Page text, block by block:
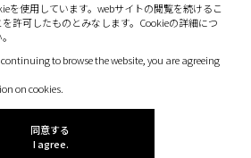
を使用しています。webサイトの閲覧を続けるこ
許可したものとみなします。Cookieの詳細につ
to browse the website, you are agreeing
on cookies.
同意する
I agree.
Ehime 790-
Ehime University.